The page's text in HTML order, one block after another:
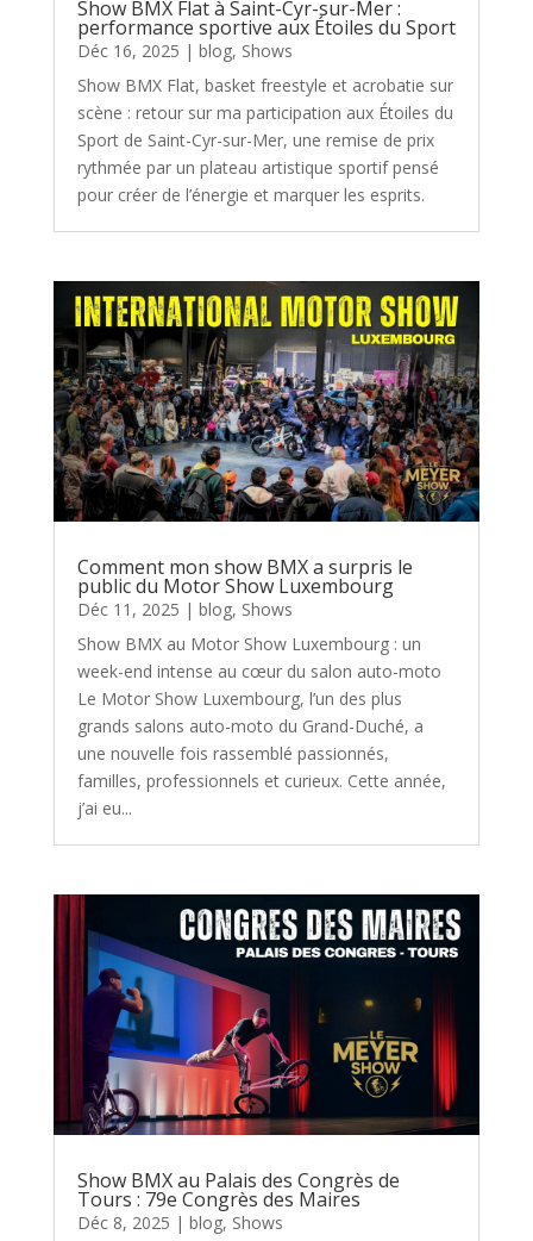
Show BMX Flat à Saint-Cyr-sur-Mer :
performance sportive aux Étoiles du Sport
Déc 16, 2025 | blog, Shows
Show BMX Flat, basket freestyle et acrobatie sur
scène : retour sur ma participation aux Étoiles du
Sport de Saint-Cyr-sur-Mer, une remise de prix
rythmée par un plateau artistique sportif pensé
pour créer de l’énergie et marquer les esprits.
Comment mon show BMX a surpris le
public du Motor Show Luxembourg
Déc 11, 2025 | blog, Shows
Show BMX au Motor Show Luxembourg : un
week-end intense au cœur du salon auto-moto
Le Motor Show Luxembourg, l’un des plus
grands salons auto-moto du Grand-Duché, a
une nouvelle fois rassemblé passionnés,
familles, professionnels et curieux. Cette année,
j’ai eu...
Show BMX au Palais des Congrès de
Tours : 79e Congrès des Maires
Déc 8, 2025 | blog, Shows